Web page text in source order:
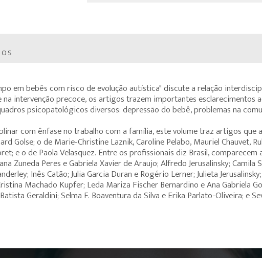
em bebês com risco de evolução autística" discute a relação
intervenção precoce, os artigos trazem importantes esclarecimentos
psicopatológicos diversos: depressão do bebê, problemas na
com ênfase no trabalho com a família, este volume traz artigos que
Golse; o de Marie-Christine Laznik, Caroline Pelabo, Mauriel Chauvet,
e o de Paola Velasquez. Entre os profissionais diz Brasil,
Zuneda Peres e Gabriela Xavier de Araujo; Alfredo Jerusalinsky; Camila
Inês Catão; Julia Garcia Duran e Rogério Lerner; Julieta
Machado Kupfer; Leda Mariza Fischer Bernardino e Ana Gabriela
Geraldini; Selma F. Boaventura da Silva e Erika Parlato-Oliveira; e